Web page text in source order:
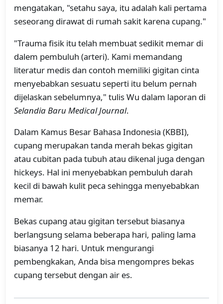
mengatakan, "setahu saya, itu adalah kali pertama
seseorang dirawat di rumah sakit karena cupang."
"Trauma fisik itu telah membuat sedikit memar di
dalem pembuluh (arteri). Kami memandang
literatur medis dan contoh memiliki gigitan cinta
menyebabkan sesuatu seperti itu belum pernah
dijelaskan sebelumnya," tulis Wu dalam laporan di
Selandia Baru Medical Journal.
Dalam Kamus Besar Bahasa Indonesia (KBBI),
cupang merupakan tanda merah bekas gigitan
atau cubitan pada tubuh atau dikenal juga dengan
hickeys. Hal ini menyebabkan pembuluh darah
kecil di bawah kulit peca sehingga menyebabkan
memar.
Bekas cupang atau gigitan tersebut biasanya
berlangsung selama beberapa hari, paling lama
biasanya 12 hari. Untuk mengurangi
pembengkakan, Anda bisa mengompres bekas
cupang tersebut dengan air es.